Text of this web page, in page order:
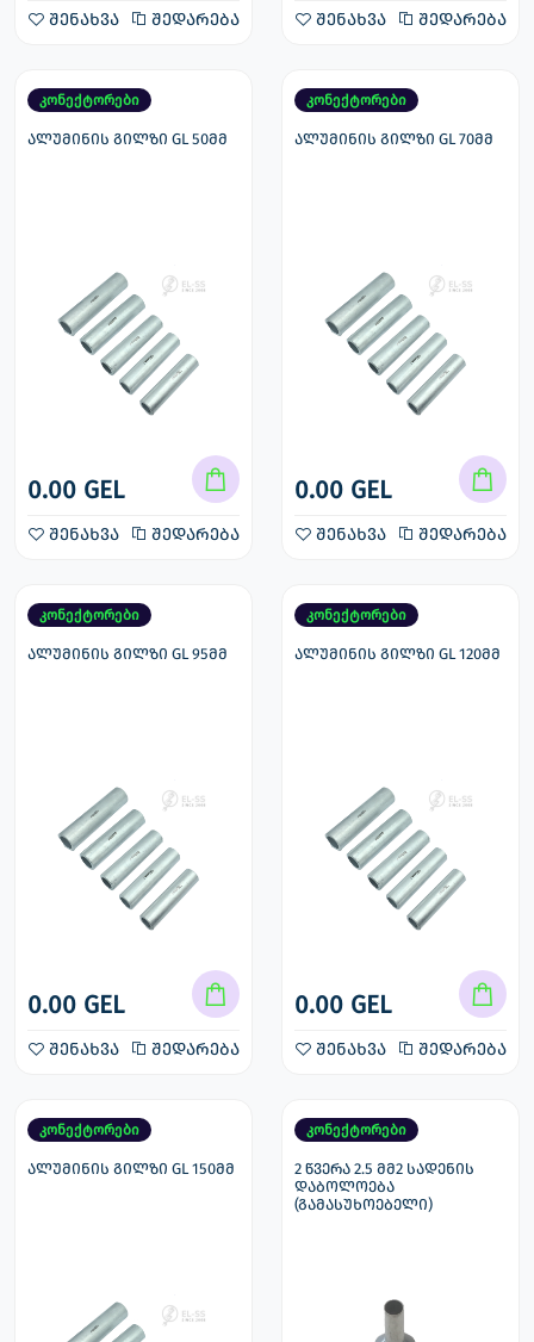
შენახვა შედარება შენახვა შედარება
კონექტორები
ალუმინის გილზი GL 50მმ
0.00 GEL
შენახვა შედარება
კონექტორები
ალუმინის გილზი GL 70მმ
0.00 GEL
შენახვა შედარება
კონექტორები
ალუმინის გილზი GL 95მმ
0.00 GEL
შენახვა შედარება
კონექტორები
ალუმინის გილზი GL 120მმ
0.00 GEL
შენახვა შედარება
კონექტორები
ალუმინის გილზი GL 150მმ
კონექტორები
2 წვერა 2.5 მმ2 სადენის
დაბოლოება
(გამასუხოებელი)